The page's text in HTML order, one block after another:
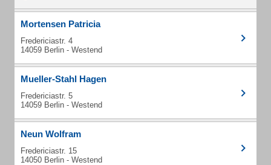
Mortensen Patricia
Fredericiastr. 4
14059 Berlin - Westend
Mueller-Stahl Hagen
Fredericiastr. 5
14059 Berlin - Westend
Neun Wolfram
Fredericiastr. 15
14050 Berlin - Westend